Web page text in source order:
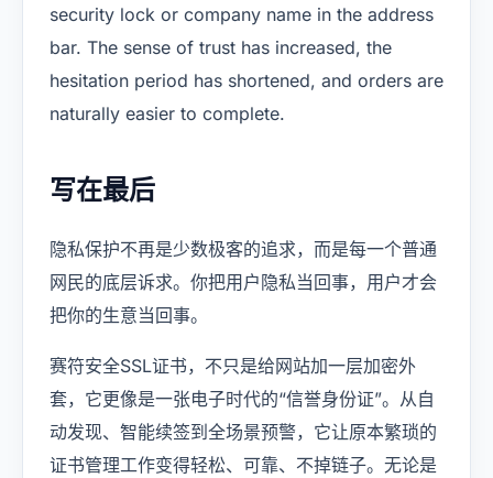
security lock or company name in the address
bar. The sense of trust has increased, the
hesitation period has shortened, and orders are
naturally easier to complete.
写在最后
隐私保护不再是少数极客的追求，而是每一个普通
网民的底层诉求。你把用户隐私当回事，用户才会
把你的生意当回事。
赛符安全SSL证书，不只是给网站加一层加密外
套，它更像是一张电子时代的“信誉身份证”。从自
动发现、智能续签到全场景预警，它让原本繁琐的
证书管理工作变得轻松、可靠、不掉链子。无论是